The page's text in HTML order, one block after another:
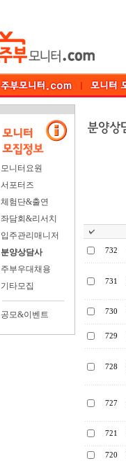
모니터요원
서포터즈
체험단&출연
좌담회&리서치
입주관리매니저
분양상담사
주부우대채용
기타모집
공모&이벤트
732
731
730
729
728
727
721
720